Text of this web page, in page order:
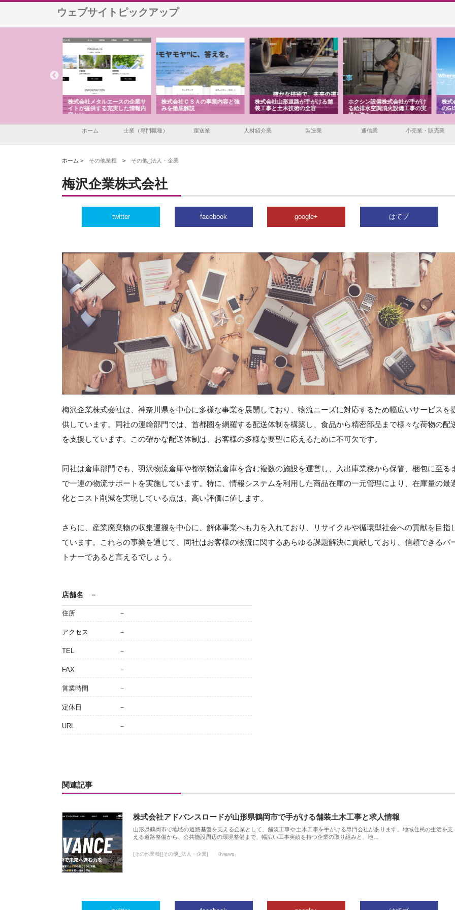
ウェブサイトピックアップ
株式会社ＣＳＡの事業内容と強
みを徹底解説
株式会社山形道路が手がける舗
装工事と土木技術の全容
ホクシン設備株式会社が手がけ
る給排水空調消火設備工事の実
績と強み
株式会社東京シー・エム・シー
のGISインフラ管理システム導
入メリット
株
か
由
ホーム 士業（専門職種） 運送業 人材紹介業 製造業 通信業 小売業・販売業
ホーム > その他業種 > その他_法人・企業
梅沢企業株式会社
twitter facebook google+ はてブ
梅沢企業株式会社は、神奈川県を中心に多様な事業を展開しており、物流ニーズに対応するため幅広いサービスを
供しています。同社の運輸部門では、首都圏を網羅する配送体制を構築し、食品から精密部品まで様々な荷物の配
を支援しています。この確かな配送体制は、お客様の多様な要望に応えるために不可欠です。
同社は倉庫部門でも、羽沢物流倉庫や都筑物流倉庫を含む複数の施設を運営し、入出庫業務から保管、梱包に至る
で一連の物流サポートを実施しています。特に、情報システムを利用した商品在庫の一元管理により、在庫量の最
化とコスト削減を実現している点は、高い評価に値します。
さらに、産業廃棄物の収集運搬を中心に、解体事業へも力を入れており、リサイクルや循環型社会への貢献を目指
ています。これらの事業を通じて、同社はお客様の物流に関するあらゆる課題解決に貢献しており、信頼できるパ
トナーであると言えるでしょう。
店舗名 －
住所 －
アクセス －
TEL －
FAX －
営業時間 －
定休日 －
URL －
関連記事
株式会社アドバンスロードが山形県鶴岡市で手がける舗装土木工事と求人情報
山形県鶴岡市で地域の道路基盤を支える企業として、舗装工事や土木工事を手がける専門会社があります。地域住民の生活を支
える道路整備から、公共施設周辺の環境整備まで、幅広い工事実績を持つ企業の取り組みと、地…
[その他業種][その他_法人・企業] 0views